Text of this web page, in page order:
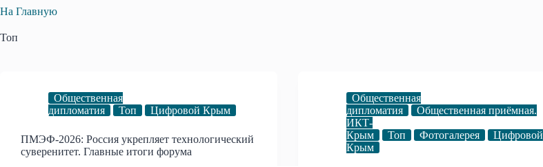
На Главную
Топ
Общественная
дипломатия
Топ Цифровой Крым
ПМЭФ-2026: Россия укрепляет технологический
суверенитет. Главные итоги форума
Общественная
дипломатия
Общественная приёмная.
ИКТ-
Крым
Топ Фотогалерея
Цифровой
Крым